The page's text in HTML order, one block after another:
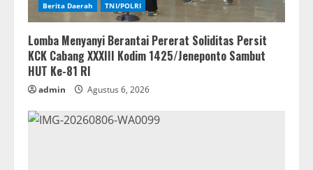
Berita Daerah TNI/POLRI
Lomba Menyanyi Berantai Pererat Soliditas Persit
KCK Cabang XXXIII Kodim 1425/Jeneponto Sambut
HUT Ke-81 RI
admin Agustus 6, 2026